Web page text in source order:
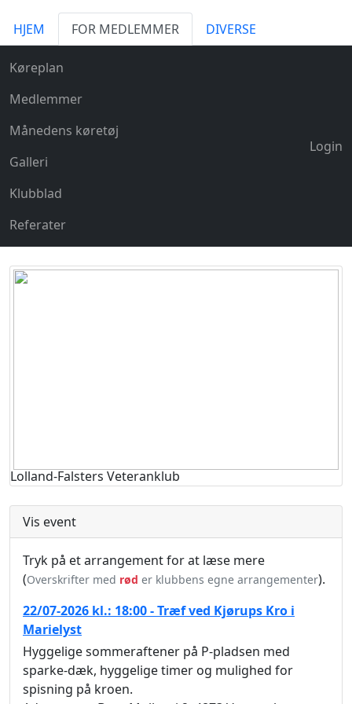
HJEM FOR MEDLEMMER DIVERSE
Køreplan
Medlemmer
Månedens køretøj
Galleri
Klubblad
Referater
Login
Lolland-Falsters Veteranklub
Vis event
Tryk på et arrangement for at læse mere
(Overskrifter med rød er klubbens egne arrangementer).
22/07-2026 kl.: 18:00 - Træf ved Kjørups Kro i
Marielyst
Hyggelige sommeraftener på P-pladsen med
sparke-dæk, hyggelige timer og mulighed for
spisning på kroen.